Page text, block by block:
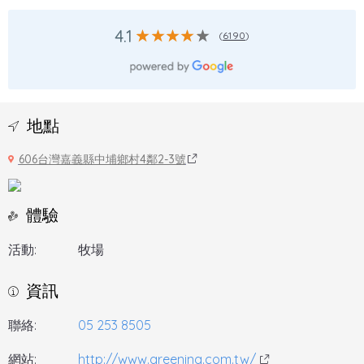
4.1 (6190)
地點
606台灣嘉義縣中埔鄉村4鄰2-3號
體驗
活動: 牧場
資訊
聯絡: 05 253 8505
網站: http://www.greening.com.tw/